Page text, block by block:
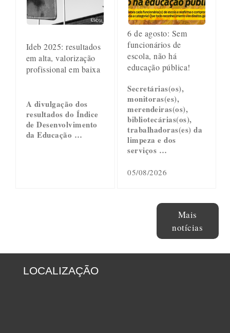
Ideb 2025: resultados
em alta, valorização
profissional em baixa
A divulgação dos
resultados do Índice
de Desenvolvimento
da Educação …
6 de agosto: Sem
funcionários de
escola, não há
educação pública!
Secretárias(os),
monitoras(es),
merendeiras(os),
bibliotecárias(os),
trabalhadoras(es) da
limpeza e dos
serviços …
05/08/2026
Mais
notícias
LOCALIZAÇÃO